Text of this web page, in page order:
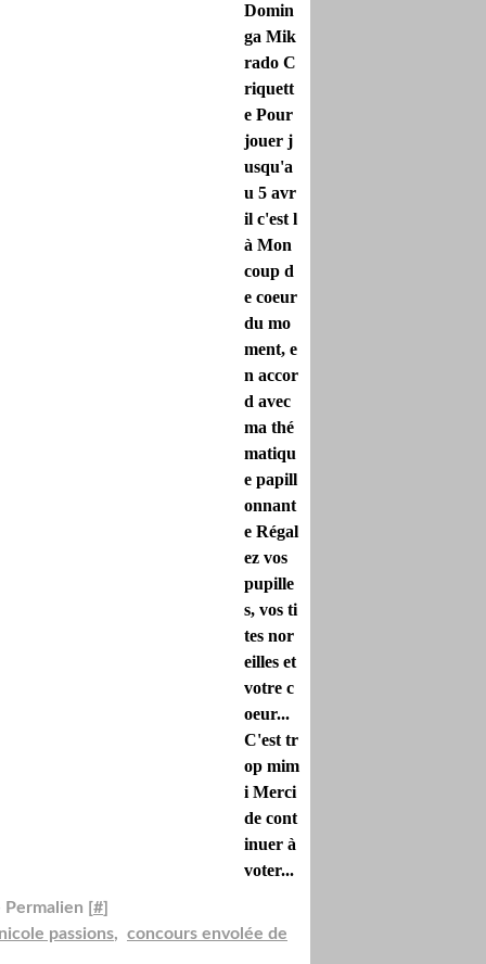
Domin
ga Mik
rado C
riquett
e Pour
jouer j
usqu'a
u 5 avr
il c'est l
à Mon
coup d
e coeur
du mo
ment, e
n accor
d avec
ma thé
matiqu
e papill
onnant
e Régal
ez vos
pupille
s, vos ti
tes nor
eilles et
votre c
oeur...
C'est tr
op mim
i Merci
de cont
inuer à
voter...
Permalien [#]
passions, concours envolée de